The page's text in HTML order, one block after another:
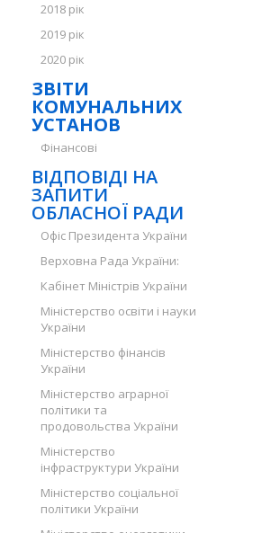
2018 рік
2019 рік
2020 рік
ЗВІТИ
КОМУНАЛЬНИХ
УСТАНОВ
Фінансові
ВІДПОВІДІ НА
ЗАПИТИ
ОБЛАСНОЇ РАДИ
Офіс Президента України
Верховна Рада України:
Кабінет Міністрів України
Міністерство освіти і науки
України
Міністерство фінансів
України
Міністерство аграрної
політики та
продовольства України
Міністерство
інфраструктури України
Міністерство соціальної
політики України